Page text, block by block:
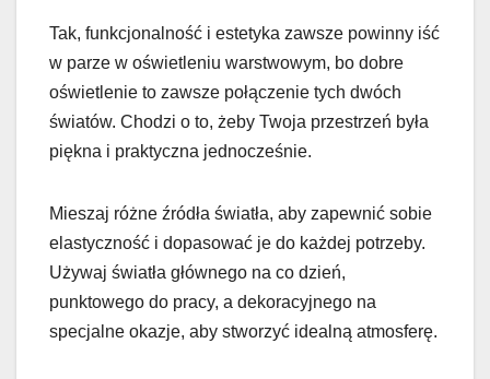
Tak, funkcjonalność i estetyka zawsze powinny iść
w parze w oświetleniu warstwowym, bo dobre
oświetlenie to zawsze połączenie tych dwóch
światów. Chodzi o to, żeby Twoja przestrzeń była
piękna i praktyczna jednocześnie.
Mieszaj różne źródła światła, aby zapewnić sobie
elastyczność i dopasować je do każdej potrzeby.
Używaj światła głównego na co dzień,
punktowego do pracy, a dekoracyjnego na
specjalne okazje, aby stworzyć idealną atmosferę.